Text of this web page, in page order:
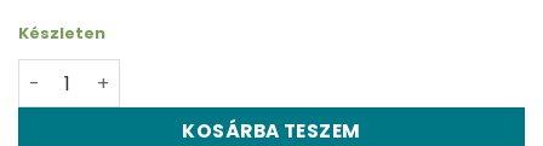
Készleten
Dr. Chen Probikum 7 forte kapszula 60 db - 60 db
KOSÁRBA TESZEM